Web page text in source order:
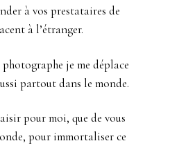
à vos prestataires de
à l’étranger.
je me déplace
partout dans le monde.
pour moi, que de vous
pour immortaliser ce